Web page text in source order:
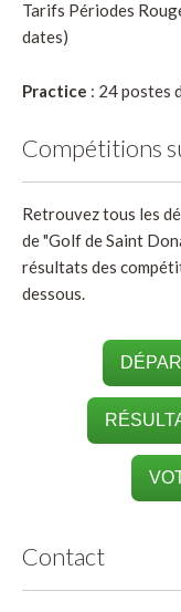
Tarifs Périodes
dates)
Practice : 24 postes
Compétitions
Retrouvez tous les
de "Golf de Saint
résultats des
dessous.
Contact